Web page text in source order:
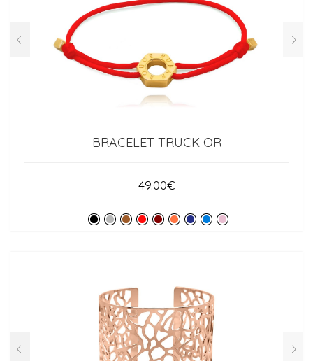
BRACELET TRUCK OR
49.00€